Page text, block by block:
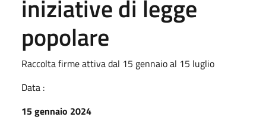
iniziative di legge
popolare
Raccolta firme attiva dal 15 gennaio al 15 luglio
Data :
15 gennaio 2024